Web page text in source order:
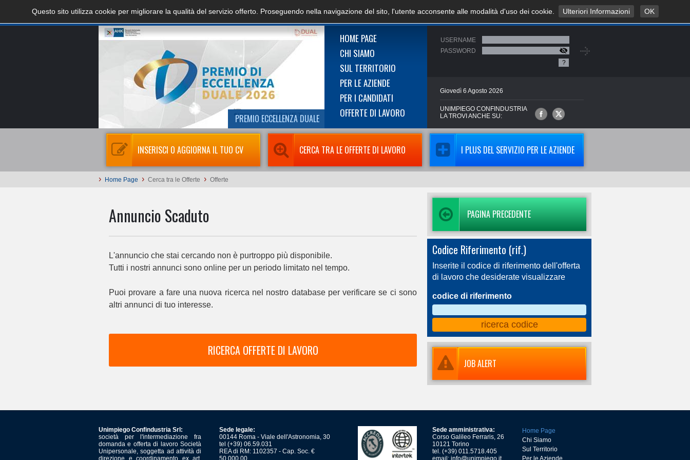
PREMIO ECCELLENZA DUALE
HOME PAGE
CHI SIAMO
SUL TERRITORIO
PER LE AZIENDE
PER I CANDIDATI
OFFERTE DI LAVORO
USERNAME
PASSWORD
?
Giovedì 6 Agosto 2026
UNIMPIEGO CONFINDUSTRIA
LA TROVI ANCHE SU:
INSERISCI O AGGIORNA IL TUO CV CERCA TRA LE OFFERTE DI LAVORO I PLUS DEL SERVIZIO PER LE AZIENDE
› Home Page › Cerca tra le Offerte › Offerte
Annuncio Scaduto
L'annuncio che stai cercando non è purtroppo più disponibile.
Tutti i nostri annunci sono online per un periodo limitato nel tempo.
Puoi provare a fare una nuova ricerca nel nostro database per verificare se ci sono
altri annunci di tuo interesse.
RICERCA OFFERTE DI LAVORO
PAGINA PRECEDENTE
Codice Riferimento (rif.)
Inserite il codice di riferimento dell'offerta
di lavoro che desiderate visualizzare
codice di riferimento
JOB ALERT
Unimpiego Confindustria Srl:
società per l'intermediazione fra
domanda e offerta di lavoro Società
Unipersonale, soggetta ad attività di
direzione e coordinamento ex art.
Sede legale:
00144 Roma - Viale dell'Astronomia, 30
tel (+39) 06.59.031
REA di RM: 1102357 - Cap. Soc. €
50.000,00
Sede amministrativa:
Corso Galileo Ferraris, 26
10121 Torino
tel. (+39) 011.5718.405
email: info@unimpiego.it
Home Page
Chi Siamo
Sul Territorio
Per le Aziende
Questo sito utilizza cookie per migliorare la qualità del servizio offerto. Proseguendo nella navigazione del sito, l'utente acconsente alle modalità d'uso dei cookie. Ulteriori Informazioni OK